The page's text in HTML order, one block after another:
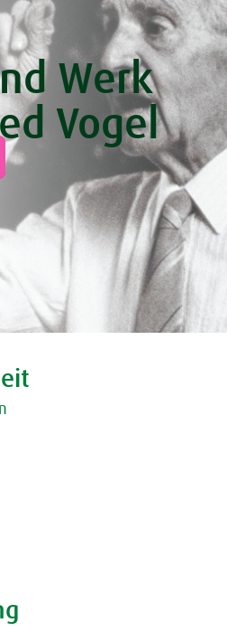
Werk
Vogel